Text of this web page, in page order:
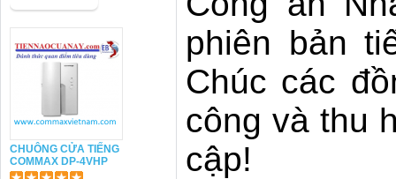
CHUÔNG CỬA TIẾNG
COMMAX DP-4VHP
phiên bản
Chúc các
công và thu
cập!